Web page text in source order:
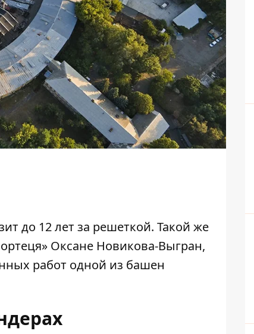
до 12 лет за решеткой. Такой же
Оксане Новикова-Выгран,
работ одной из башен